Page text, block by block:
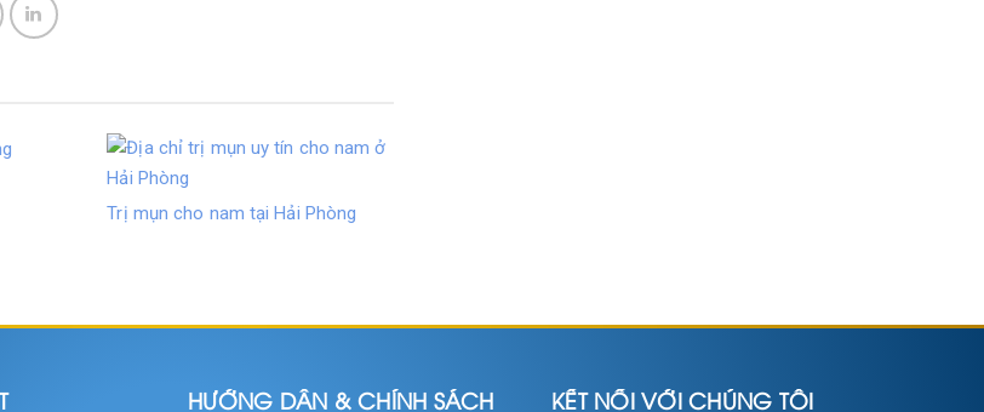
Trị mụn cho nam tại Hải Phòng
HƯỚNG DẪN & CHÍNH SÁCH KẾT NỐI VỚI CHÚNG TÔI